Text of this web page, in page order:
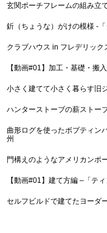
玄関ポーチフレームの組み立
釿（ちょうな）がけの模様 -
クラブハウス in フレデリック
【動画#01】加工・基礎・搬
小さく建てて小さく暮らす旧
ハンターストーブの薪ストー
曲形ログを使ったボブティン
州
門構えのようなアメリカンポ
【動画#01】建て方編 –「テ
セルフビルドで建てたヨーダ